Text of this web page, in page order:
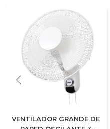
VENTILADOR GRANDE DE